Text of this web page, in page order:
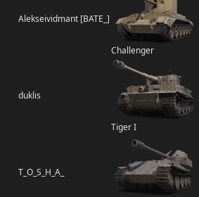
Alekseividmant [BATE_]
Challenger
duklis
Tiger I
T_O_S_H_A_